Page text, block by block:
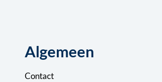
Algemeen
Contact